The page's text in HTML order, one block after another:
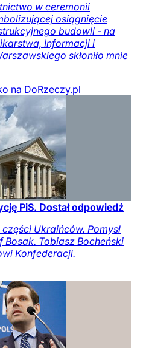
w ceremonii
osiągnięcie
budowli - na
Informacji i
skłoniło mnie
na DoRzeczy.pl
PiS. Dostał odpowiedź
Ukraińców. Pomysł
Tobiasz Bocheński
Konfederacji.